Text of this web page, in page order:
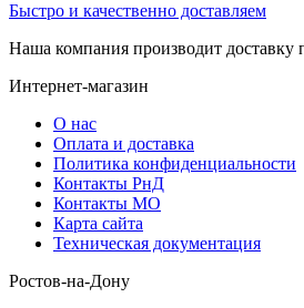
Быстро и качественно доставляем
Наша компания производит доставку
Интернет-магазин
О нас
Оплата и доставка
Политика конфиденциальности
Контакты РнД
Контакты МО
Карта сайта
Техническая документация
Ростов-на-Дону